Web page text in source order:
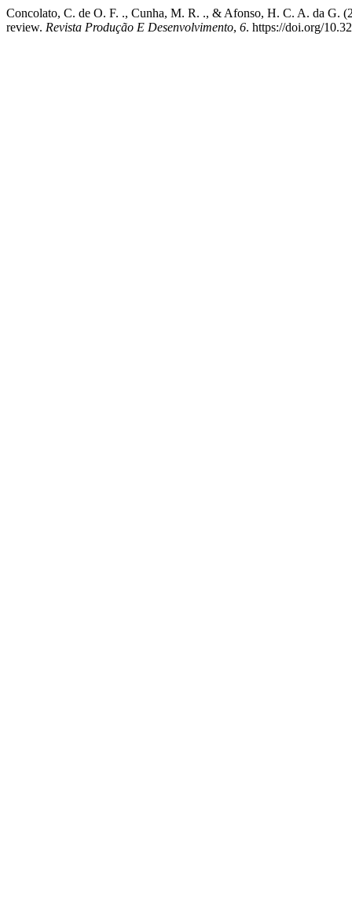
Concolato, C. de O. F. ., Cunha, M. R. ., & Afonso, H. C. A. da G.
review. Revista Produção E Desenvolvimento, 6. https://doi.org/